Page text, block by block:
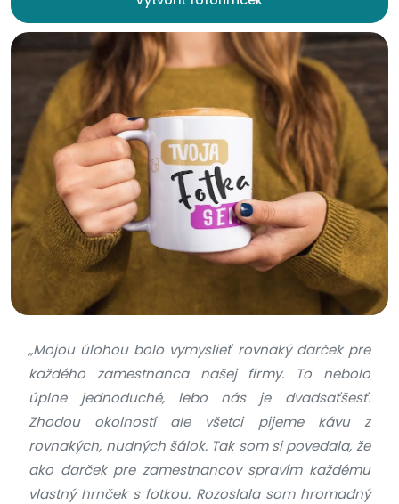
„Mojou úlohou bolo vymyslieť rovnaký darček pre
každého zamestnanca našej firmy. To nebolo
úplne jednoduché, lebo nás je dvadsaťšesť.
Zhodou okolností ale všetci pijeme kávu z
rovnakých, nudných šálok. Tak som si povedala, že
ako darček pre zamestnancov spravím každému
vlastný hrnček s fotkou. Rozoslala som hromadný